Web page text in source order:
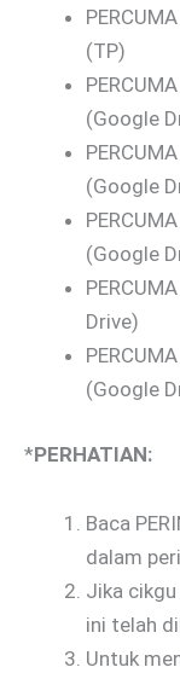
(TP)
(Google
(Google
(Google
Drive)
(Google
*PERHATIAN:
Baca
dalam
Jika
ini telah
Untuk